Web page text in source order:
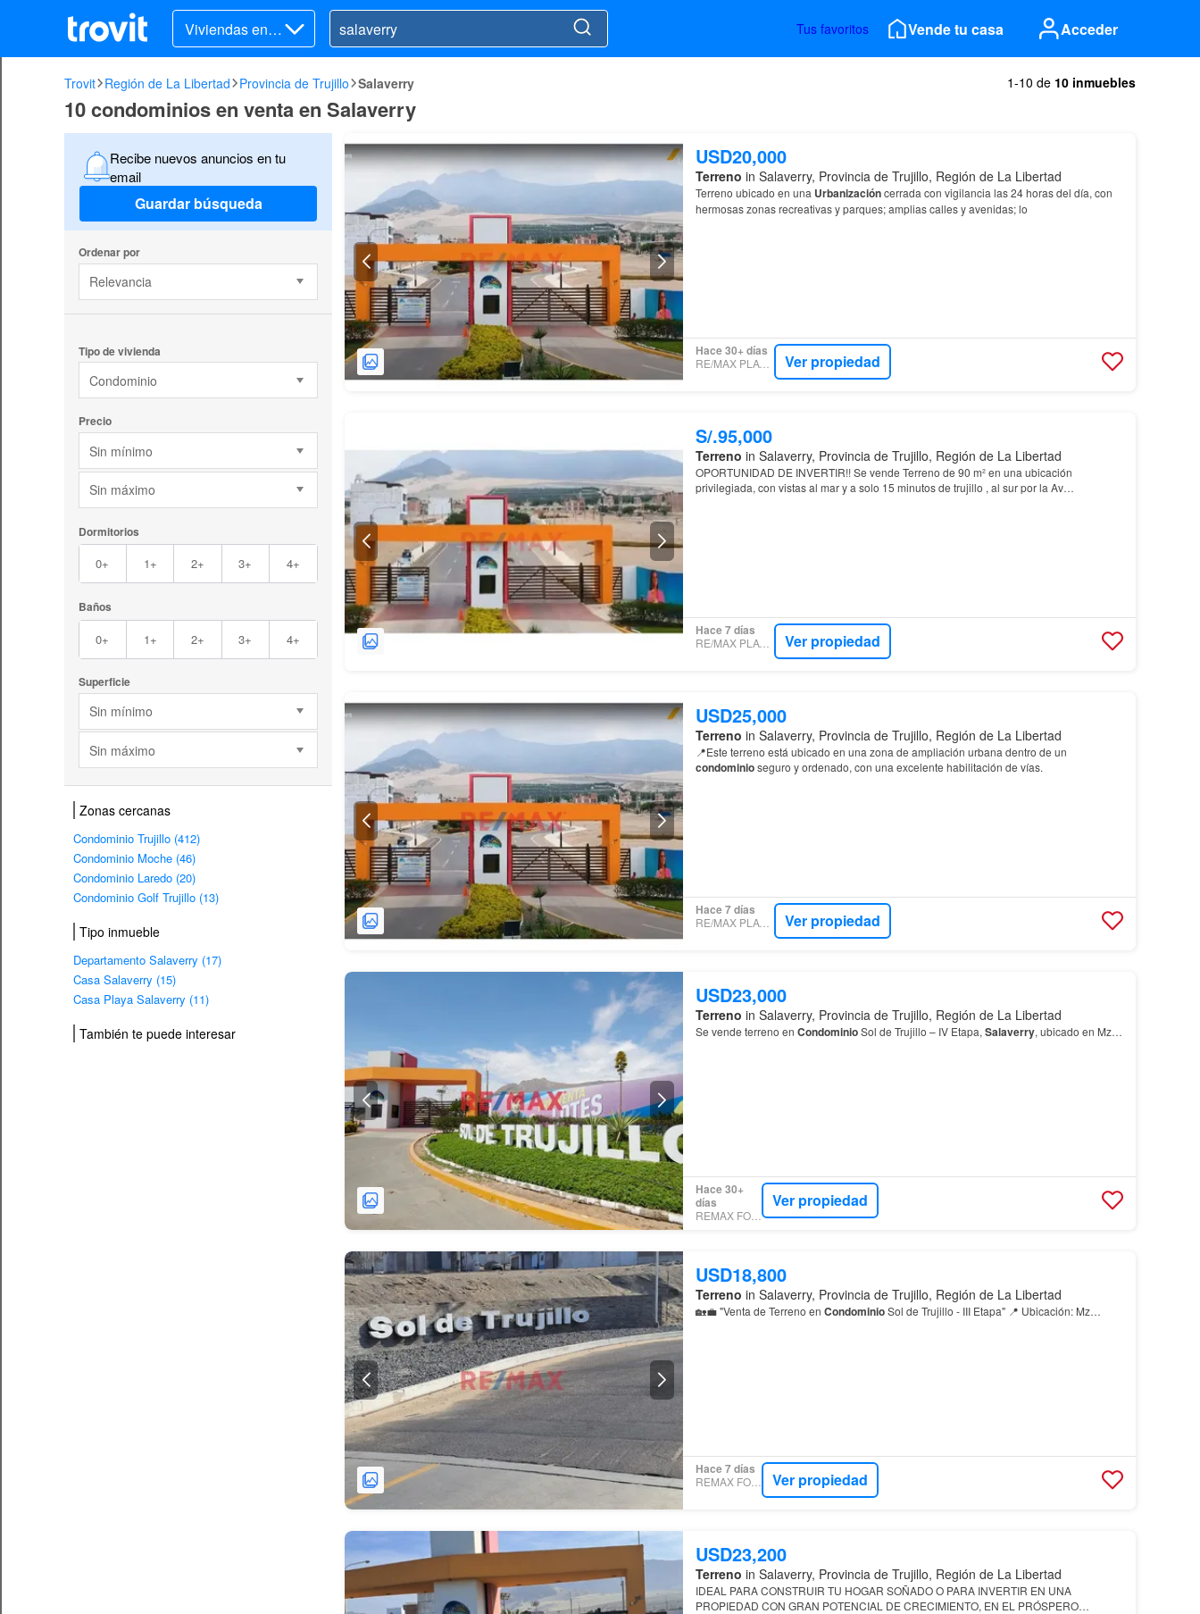
Viviendas en v
enta
Tus favoritos Vende tu casa Acceder
Trovit Región de La Libertad Provincia de Trujillo Salaverry 1-10 de 10 inmuebles
10 condominios en venta en Salaverry
Recibe nuevos anuncios en tu
email
Guardar búsqueda
Ordenar por
Relevancia
Tipo de vivienda
Condominio
Precio
Sin mínimo
Sin máximo
Dormitorios
0+ 1+ 2+ 3+ 4+
Baños
0+ 1+ 2+ 3+ 4+
Superficie
Sin mínimo
Sin máximo
Zonas cercanas
Condominio Trujillo (412)
Condominio Moche (46)
Condominio Laredo (20)
Condominio Golf Trujillo (13)
Tipo inmueble
Departamento Salaverry (17)
Casa Salaverry (15)
Casa Playa Salaverry (11)
También te puede interesar
USD20,000
Terreno in Salaverry, Provincia de Trujillo, Región de La Libertad
Terreno ubicado en una Urbanizacióncerrada con vigilancia las 24 horas del día, con
hermosas zonas recreativas y parques; amplias calles y avenidas; lo
Hace 30+ días
RE/MAX PLATINUM Ver propiedad
S/.95,000
Terreno in Salaverry, Provincia de Trujillo, Región de La Libertad
OPORTUNIDAD DE INVERTIR!! Se vende Terreno de 90 m² en una ubicación
privilegiada, con vistas al mar y a solo 15 minutos de trujillo , al sur por la Av…
Hace 7 días
RE/MAX PLATINUM Ver propiedad
USD25,000
Terreno in Salaverry, Provincia de Trujillo, Región de La Libertad
📍Este terreno está ubicado en una zona de ampliación urbana dentro de un
condominio seguro y ordenado, con una excelente habilitación de vías.
Hace 7 días
RE/MAX PLATINUM Ver propiedad
USD23,000
Terreno in Salaverry, Provincia de Trujillo, Región de La Libertad
Se vende terreno en CondominioSol de Trujillo – IV Etapa, Salaverry, ubicado en Mz…
Hace 30+
días
REMAX FOCUS
Ver propiedad
USD18,800
Terreno in Salaverry, Provincia de Trujillo, Región de La Libertad
🏡💼 "Venta de Terreno en Condominio Sol de Trujillo - III Etapa" 📍 Ubicación: Mz…
Hace 7 días
REMAX FOCUS Ver propiedad
USD23,200
Terreno in Salaverry, Provincia de Trujillo, Región de La Libertad
IDEAL PARA CONSTRUIR TU HOGAR SOÑADO O PARA INVERTIR EN UNA
PROPIEDAD CON GRAN POTENCIAL DE CRECIMIENTO, EN EL PRÓSPERO